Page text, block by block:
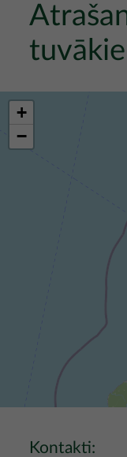
+
−
Kontakti: